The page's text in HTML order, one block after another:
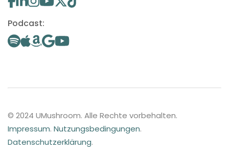
Podcast:
© 2024 UMushroom. Alle Rechte vorbehalten.
Impressum. Nutzungsbedingungen.
Datenschutzerklärung.